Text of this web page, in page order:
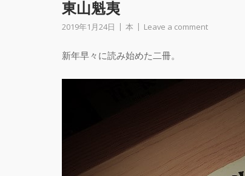
東山魁夷
2019年1月24日 本 Leave a comment
新年早々に読み始めた二冊。